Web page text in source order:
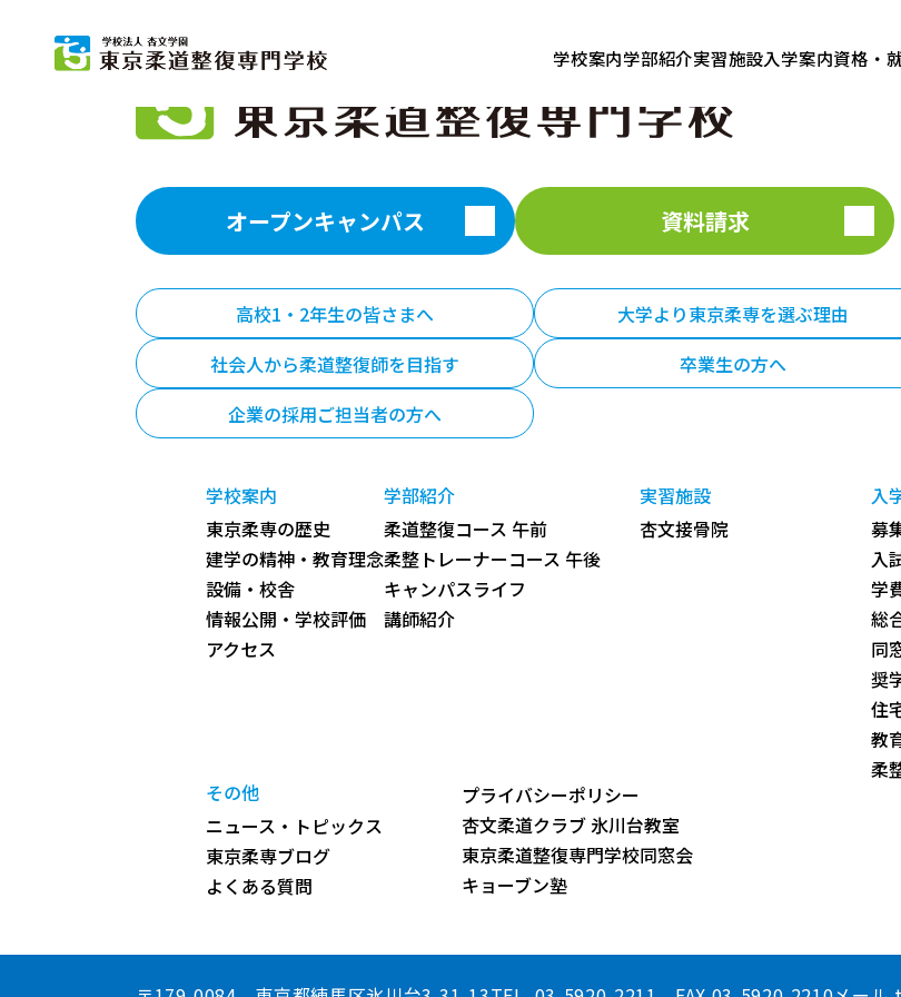
学校案内
東京柔専の歴史 建学の精神・教育理念
学部紹介
柔道整復コース 午前柔整トレーナーコース 午後
実習施設
杏文接骨院
入学案内
募集要項 入試情報 学費 総合型選抜入試
資格・
柔道整復師とは？ 卒業生紹介 就職実績
オープンキャンパス 資料請求
高校1・2年生の皆さまへ 大学より東京柔専を選ぶ理由
社会人から柔道整復師を目指す
卒業生の方へ
企業の採用ご担当者の方へ
学校案内
東京柔専の歴史
建学の精神・教育理念
設備・校舎
情報公開・学校評価
アクセス
学部紹介
柔道整復コース 午前
柔整トレーナーコース 午後
キャンパスライフ
講師紹介
実習施設
杏文接骨院
入
募
入
学
総
同
奨
住
教
柔
その他
ニュース・トピックス
東京柔専ブログ
よくある質問
プライバシーポリシー
杏文柔道クラブ 氷川台教室
東京柔道整復専門学校同窓会
キョーブン塾